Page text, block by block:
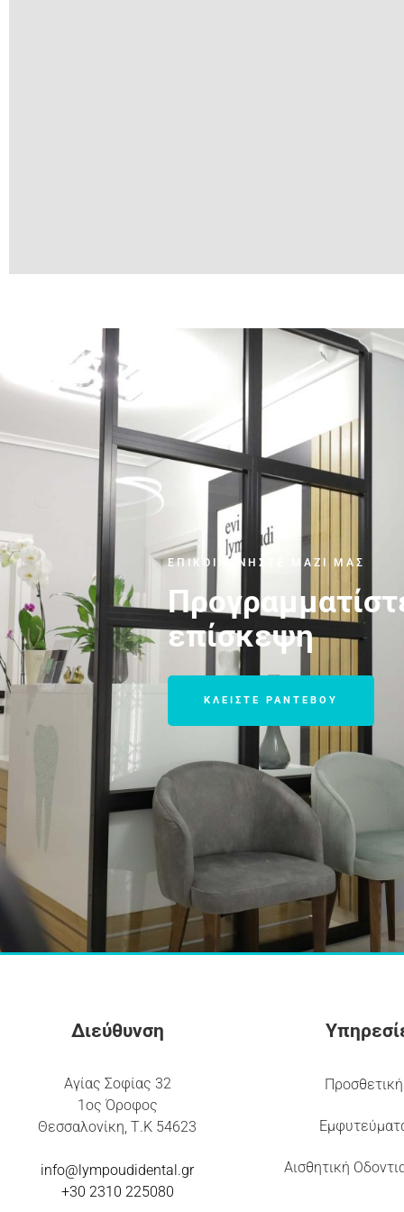
ΕΠΙΚΟΙΝΩΝΗΣΤΕ ΜΑΖΙ ΜΑΣ
επίσκεψη
ΚΛΕΙΣΤΕ ΡΑΝΤΕΒΟΥ
Διεύθυνση
Αγίας Σοφίας 32
1ος Όροφος
Θεσσαλονίκη, Τ.Κ 54623
info@lympoudidental.gr
+30 2310 225080
Προσθετική
Αισθητική